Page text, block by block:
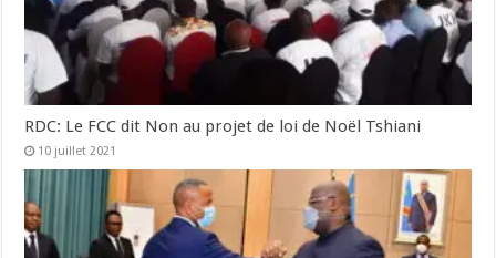
RDC: Le FCC dit Non au projet de loi de Noël Tshiani
10 juillet 2021